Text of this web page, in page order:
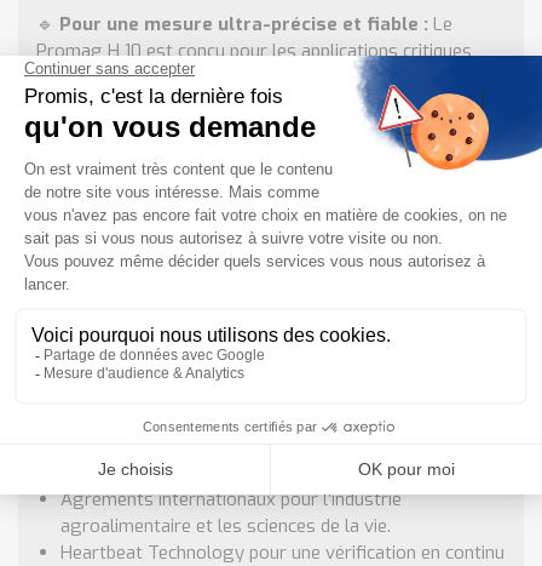
🔹 Pour une mesure ultra-précise et fiable : Le
Promag H 10 est conçu pour les applications critiques
dans les industries agroalimentaire et des sciences de la
vie, où la précision et la fiabilité sont essentielles.
🔹 Pour une installation et une maintenance
simplifiées :
Technologie flexible (raccords fixés ou brides
tournantes) et protection anticorrosion pour une
durabilité accrue.
Configuration rapide via le serveur web intégré, sans
🔹Pour une intégration système optimale :
Transmetteur optimisé avec options de
pour les installations complexes.
Pour une conformité et une sécurité maximales :
Agréments internationaux pour l’industrie
agroalimentaire et les sciences de la vie.
Heartbeat Technology pour une vérification en continu